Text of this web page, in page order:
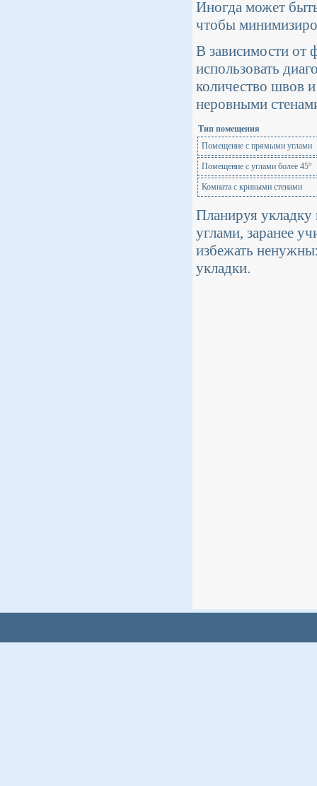
Иногда может
чтобы
В зависимости от
использовать
количество швов
неровными
Тип помещения
Помещение с прямыми углами
Помещение с углами более 45°
Комната с кривыми стенами
Планируя
углами, заранее
избежать
укладки.